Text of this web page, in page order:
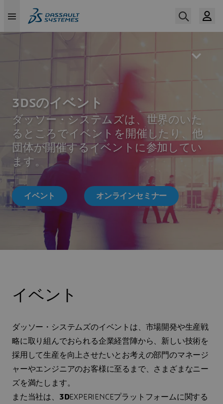
content
3DSのイベント
ダッソー・システムズは、世界のいた
るところでイベントを開催したり、他
団体が開催するイベントに参加してい
ます。
イベント オンラインセミナー
イベント
ダッソー・システムズのイベントは、市場開発や生産戦
略に取り組んでおられる企業経営陣から、新しい技術を
採用して生産を向上させたいとお考えの部門のマネージ
ャーやエンジニアのお客様に至るまで、さまざまなニー
ズを満たします。
また当社は、 3DEXPERIENCEプラットフォームに関する